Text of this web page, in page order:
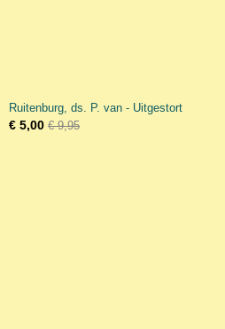
Ruitenburg, ds. P. van - Uitgestort
€ 5,00 € 9,95